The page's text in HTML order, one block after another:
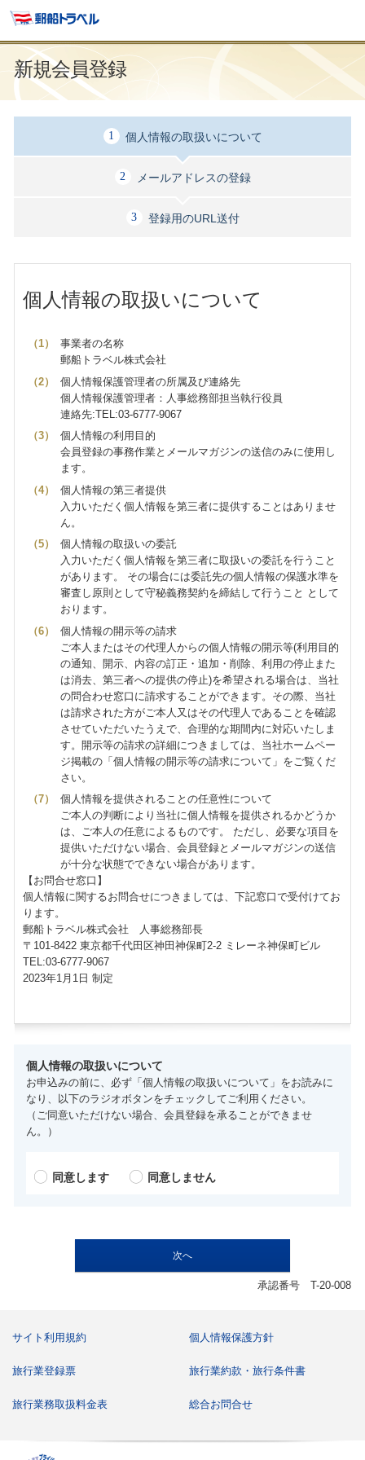
新規会員登録
個人情報の取扱いについて
メールアドレスの登録
登録用のURL送付
個人情報の取扱いについて
事業者の名称
郵船トラベル株式会社
個人情報保護管理者の所属及び連絡先
個人情報保護管理者：人事総務部担当執行役員
連絡先:TEL:03-6777-9067
個人情報の利用目的
会員登録の事務作業とメールマガジンの送信のみに使用し
ます。
個人情報の第三者提供
入力いただく個人情報を第三者に提供することはありませ
ん。
個人情報の取扱いの委託
入力いただく個人情報を第三者に取扱いの委託を行うこと
があります。 その場合には委託先の個人情報の保護水準を
審査し原則として守秘義務契約を締結して行うこと として
おります。
個人情報の開示等の請求
ご本人またはその代理人からの個人情報の開示等(利用目的
の通知、開示、内容の訂正・追加・削除、利用の停止また
は消去、第三者への提供の停止)を希望される場合は、当社
の問合わせ窓口に請求することができます。その際、当社
は請求された方がご本人又はその代理人であることを確認
させていただいたうえで、合理的な期間内に対応いたしま
す。開示等の請求の詳細につきましては、当社ホームペー
ジ掲載の「個人情報の開示等の請求について」をご覧くだ
さい。
個人情報を提供されることの任意性について
ご本人の判断により当社に個人情報を提供されるかどうか
は、ご本人の任意によるものです。 ただし、必要な項目を
提供いただけない場合、会員登録とメールマガジンの送信
が十分な状態でできない場合があります。
【お問合せ窓口】
個人情報に関するお問合せにつきましては、下記窓口で受付けてお
ります。
郵船トラベル株式会社 人事総務部長
〒101-8422 東京都千代田区神田神保町2-2 ミレーネ神保町ビル
TEL:03-6777-9067
2023年1月1日 制定
個人情報の取扱いについて
お申込みの前に、必ず「個人情報の取扱いについて」をお読みに
なり、以下のラジオボタンをチェックしてご利用ください。
（ご同意いただけない場合、会員登録を承ることができませ
ん。）
同意します 同意しません
承認番号 T-20-008
サイト利用規約 個人情報保護方針
旅行業登録票 旅行業約款・旅行条件書
旅行業務取扱料金表 総合お問合せ